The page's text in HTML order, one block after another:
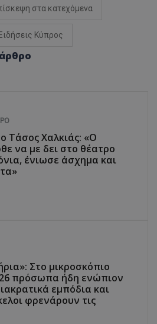
στα κατεχόμενα
Ειδήσεις Κύπρος
ο Τάσος Χαλκιάς: «Ο
να με δει στο θέατρο
ένιωσε άσχημα και
Στο μικροσκόπιο
26 πρόσωπα ήδη ενώπιον
εμπόδια και
φρενάρουν τις